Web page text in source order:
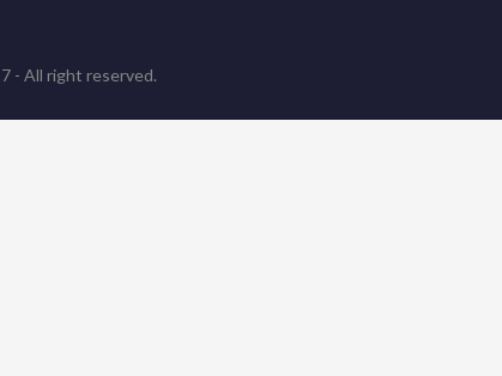
- All right reserved.